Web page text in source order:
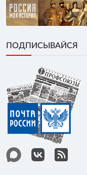
ПОДПИСЫВАЙСЯ